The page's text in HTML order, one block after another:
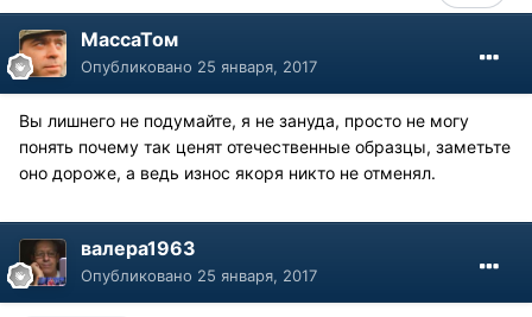
МассаТом
Опубликовано 25 января, 2017
Вы лишнего не подумайте, я не зануда, просто не могу
понять почему так ценят отечественные образцы, заметьте
оно дороже, а ведь износ якоря никто не отменял.
валера1963
Опубликовано 25 января, 2017